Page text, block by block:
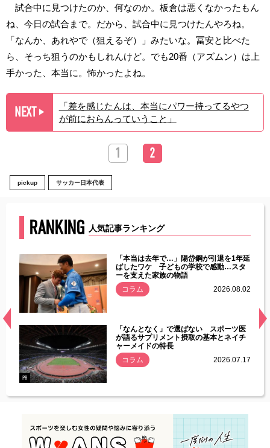
試合中に見つけたのか、何なのか。板倉は悪くなかったもん
ね、今日の試合まで。だから、試合中に見つけたんやろね。
「なんか、あれやで（狙えるぞ）」みたいな。冨安と比べた
ら、そっち狙うのかもしれんけど。でも20番（アズムン）は上
手かった、本当に。怖かったよね。
NEXT ▶︎
「差を感じたんは、本当にパワー持ってるやつ
が前におらんっていうこと」
1 2
pickup サッカー日本代表
RANKING 人気記事ランキング
常
「本当は去年で…」陽岱鋼が引退を1年延
ばしたワケ 子どもの学校で感動…スタ
ーを支えた家族の物語
コラム
2026.08.02
PR
「なんとなく」で選ばない スポーツ医
が語るサプリメント摂取の基本とネイチ
ャーメイドの特長
コラム
2026.07.17